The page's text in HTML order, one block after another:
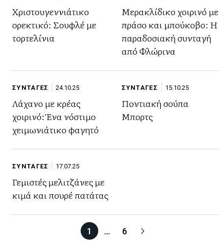
Χριστουγεννιάτικο
ορεκτικό: Σουφλέ με
τορτελίνια
Μερακλίδικο χοιρινό με
πράσο και μπούκοβο: Η
παραδοσιακή συνταγή
από Φλώρινα
ΣΥΝΤΑΓΕΣ 24.10.25
Λάχανο με κρέας
χοιρινό: Ένα νόστιμο
χειμωνιάτικο φαγητό
ΣΥΝΤΑΓΕΣ 15.10.25
Ποντιακή σούπα
Μπορτς
ΣΥΝΤΑΓΕΣ 17.07.25
Γεμιστές μελιτζάνες με
κιμά και πουρέ πατάτας
1 … 6